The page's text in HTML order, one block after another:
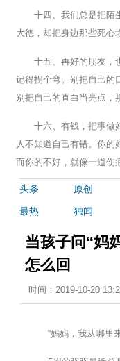
十四、我们总是把陌
大德，却把身边那些死心
十五、再好的朋友，
记得拐个弯。别把自己的
别把自己的直白当亮点，
十六、有钱，把事做
人不知道自己有错。你的
而你的不好，就像一道伤
头条 原创
最热
独闻
当孩子问“妈
怎么回
时间：2019-10-20
“妈妈，我从哪里